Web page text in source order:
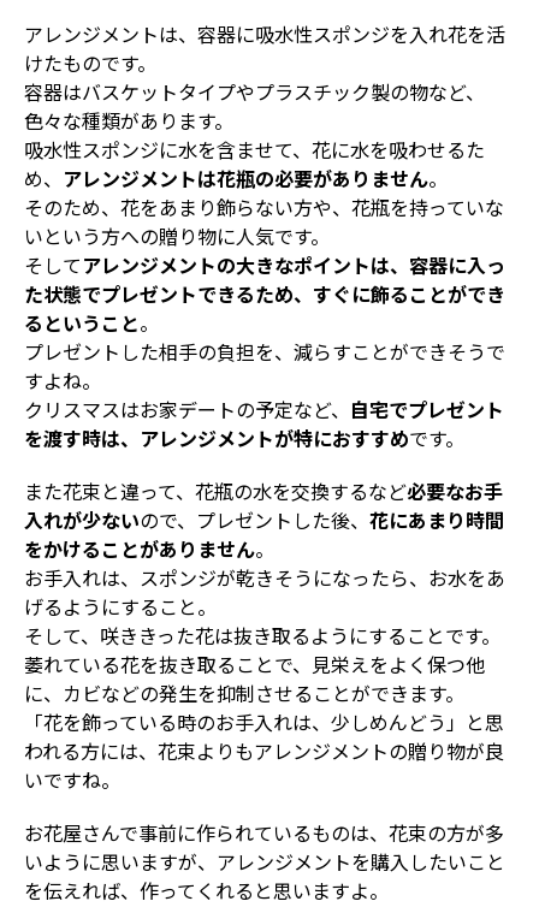
アレンジメントは、容器に吸水性スポンジを入れ花を活
けたものです。
容器はバスケットタイプやプラスチック製の物など、
色々な種類があります。
吸水性スポンジに水を含ませて、花に水を吸わせるた
め、 アレンジメントは花瓶の必要がありません。
そのため、花をあまり飾らない方や、花瓶を持っていな
いという方への贈り物に人気です。
そしてアレンジメントの大きなポイントは、容器に入っ
た状態でプレゼントできるため、すぐに飾ることができ
るということ。
プレゼントした相手の負担を、減らすことができそうで
すよね。
クリスマスはお家デートの予定など、 自宅でプレゼント
を渡す時は、アレンジメントが特におすすめです。
また花束と違って、花瓶の水を交換するなど必要なお手
入れが少ないので、プレゼントした後、 花にあまり時間
をかけることがありません。
お手入れは、スポンジが乾きそうになったら、お水をあ
げるようにすること。
そして、咲ききった花は抜き取るようにすることです。
萎れている花を抜き取ることで、見栄えをよく保つ他
に、カビなどの発生を抑制させることができます。
「花を飾っている時のお手入れは、少しめんどう」と思
われる方には、花束よりもアレンジメントの贈り物が良
いですね。
お花屋さんで事前に作られているものは、花束の方が多
いように思いますが、アレンジメントを購入したいこと
を伝えれば、作ってくれると思いますよ。